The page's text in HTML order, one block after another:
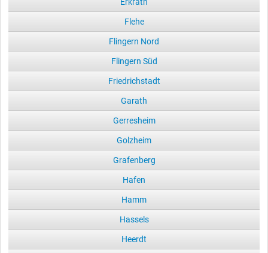
Flehe
Flingern Nord
Flingern Süd
Friedrichstadt
Garath
Gerresheim
Golzheim
Grafenberg
Hafen
Hamm
Hassels
Heerdt